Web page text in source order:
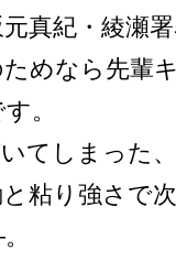
真紀・綾瀬
めなら先輩
。
てしまった
粘り強さで